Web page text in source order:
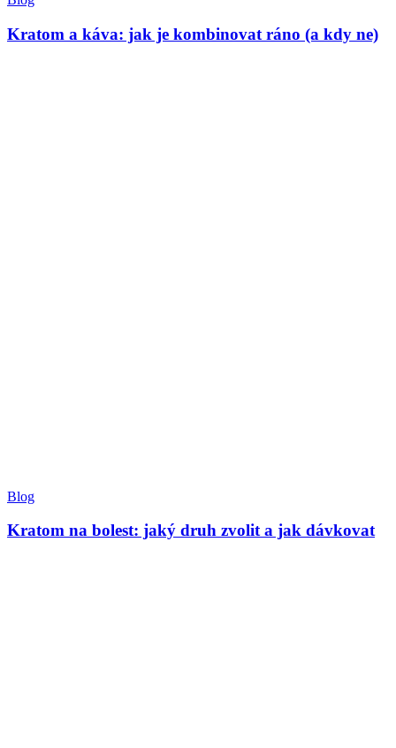
Kratom a káva: jak je kombinovat ráno (a kdy ne)
Blog
Kratom na bolest: jaký druh zvolit a jak dávkovat